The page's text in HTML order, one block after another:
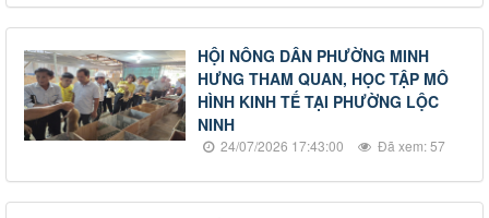
HỘI NÔNG DÂN PHƯỜNG MINH
HƯNG THAM QUAN, HỌC TẬP MÔ
HÌNH KINH TẾ TẠI PHƯỜNG LỘC
NINH
24/07/2026 17:43:00 Đã xem: 57